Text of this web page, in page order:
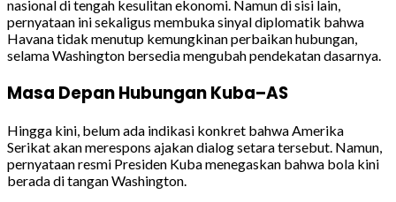
nasional di tengah kesulitan ekonomi. Namun di sisi lain,
pernyataan ini sekaligus membuka sinyal diplomatik bahwa
Havana tidak menutup kemungkinan perbaikan hubungan,
selama Washington bersedia mengubah pendekatan dasarnya.
Masa Depan Hubungan Kuba–AS
Hingga kini, belum ada indikasi konkret bahwa Amerika
Serikat akan merespons ajakan dialog setara tersebut. Namun,
pernyataan resmi Presiden Kuba menegaskan bahwa bola kini
berada di tangan Washington.